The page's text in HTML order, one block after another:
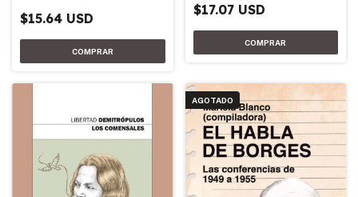
$15.64 USD
$17.07 USD
AGOTADO